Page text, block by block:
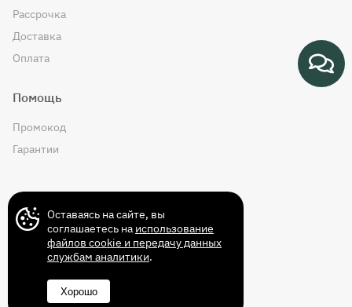
Рассрочка
Доставка
Оплата
Помощь
Промокод
Гарантии
Контакты
+7 (499) 372-43-72
Оставаясь на сайте, вы
соглашаетесь на использование
файлов cookie и передачу данных
службам аналитики.
Хорошо